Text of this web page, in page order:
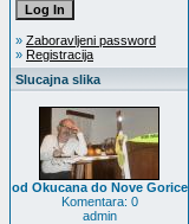
» Zaboravljeni password
» Registracija
Slucajna slika
od Okucana do Nove Gorice
Komentara: 0
admin